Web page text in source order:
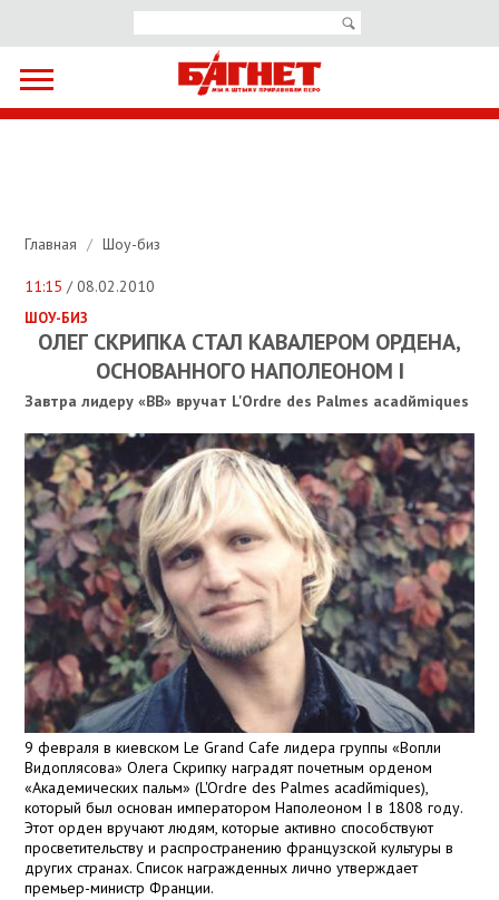
Главная / Шоу-биз
11:15 / 08.02.2010
ШОУ-БИЗ
ОЛЕГ СКРИПКА СТАЛ КАВАЛЕРОМ ОРДЕНА,
ОСНОВАННОГО НАПОЛЕОНОМ I
Завтра лидеру «ВВ» вручат L'Ordre des Palmes acadйmiques
9 февраля в киевском Le Grand Cafe лидера группы «Вопли
Видоплясова» Олега Скрипку наградят почетным орденом
«Академических пальм» (L'Ordre des Palmes acadйmiques),
который был основан императором Наполеоном I в 1808 году.
Этот орден вручают людям, которые активно способствуют
просветительству и распространению французской культуры в
других странах. Список награжденных лично утверждает
премьер-министр Франции.